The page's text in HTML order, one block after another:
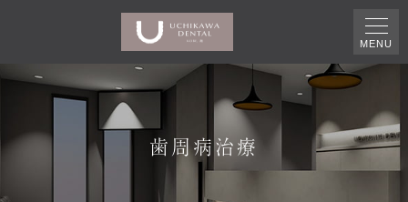
MENU
歯周病治療